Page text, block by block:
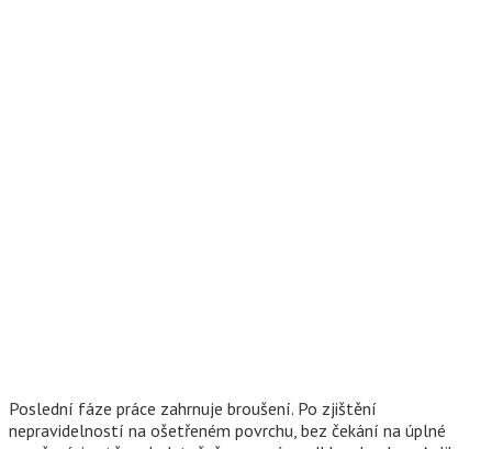
Poslední fáze práce zahrnuje broušení. Po zjištění
nepravidelností na ošetřeném povrchu, bez čekání na úplné